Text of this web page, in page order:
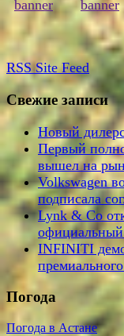
RSS Site Feed
Свежие записи
Новый
Первый
вышел на
Volkswagen
подписала
Lynk & Co
INFINITI
Погода
Погода в Астане